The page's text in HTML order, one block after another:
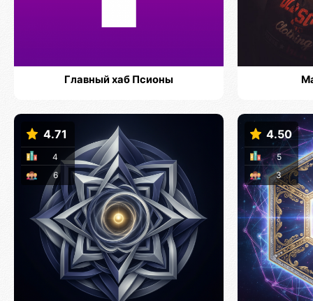
Главный хаб Псионы
4.71
6
4
4.50
3
5